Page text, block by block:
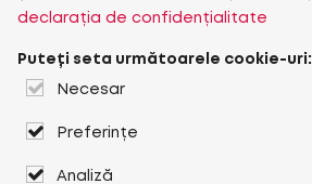
declarația de confidențialitate
Puteți seta următoarele cookie-uri:
Necesar
Preferințe
Analiză